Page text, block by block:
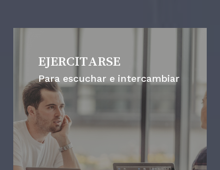
EJERCITARSE
Para escuchar e intercambiar